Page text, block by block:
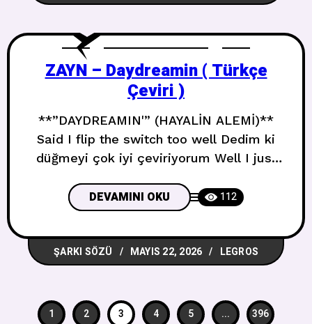
ZAYN – Daydreamin ( Türkçe
Çeviri )
**”DAYDREAMIN'” (HAYALİN ALEMİ)**
Said I flip the switch too well Dedim ki
düğmeyi çok iyi çeviriyorum Well I just
hiç acımadığını keşfedeceğim The grass
is always greener on the other side of
me Çimenler benim öbür tarafımda hep
daha yeşil You just thought I never had
DEVAMINI OKU 112
ŞARKI SÖZÜ MAYIS 22, 2026 LEGROS
1 2 3 4 5 ... 396